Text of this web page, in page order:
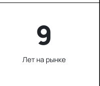
9
Лет на рынке